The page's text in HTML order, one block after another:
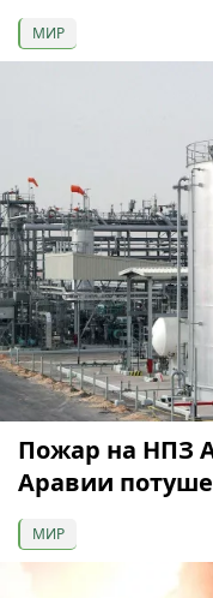
МИР
Пожар на НПЗ
Аравии
МИР